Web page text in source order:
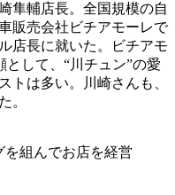
隼輔店長。全国規模の自
販売会社ビチアモーレで
店長に就いた。ビチアモ
として、“川チュン”の愛
トは多い。川崎さんも、
。
組んでお店を経営